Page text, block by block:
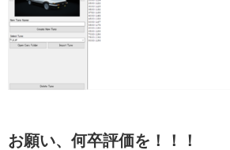
お願い、何卒評価を！！！